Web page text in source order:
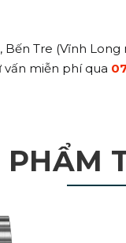
Tre (Vĩnh Long
miễn phí qua
PHẨM